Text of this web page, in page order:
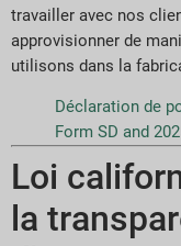
travailler avec nos
approvisionner de
utilisons dans la
Déclaration de
Form SD and
Loi
la